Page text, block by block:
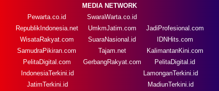
MEDIA NETWORK
Pewarta.co.id
RepublikIndonesia.net
WisataRakyat.com
SamudraPikiran.com
PelitaDigital.com
SwaraWarta.co.id
UmkmJatim.com
SuaraNasional.id
Tajam.net
GerbangRakyat.com
JadiProfesional.com
IDNHits.com
KalimantanKini.com
PelitaDigital.id
IndonesiaTerkini.id
JatimTerkini.id
LamonganTerkini.id
MadiunTerkini.id